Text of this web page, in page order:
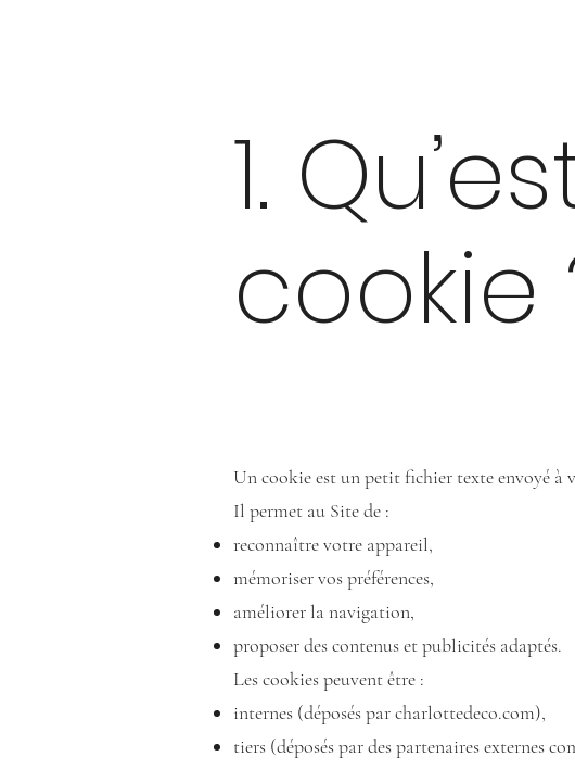
1.
cookie
Un cookie est un petit fichier texte envoyé
Il permet au Site de :
reconnaître votre appareil,
mémoriser vos préférences,
améliorer la navigation,
proposer des contenus et publicités adaptés.
Les cookies peuvent être :
internes (déposés par charlottedeco.com),
tiers (déposés par des partenaires externes